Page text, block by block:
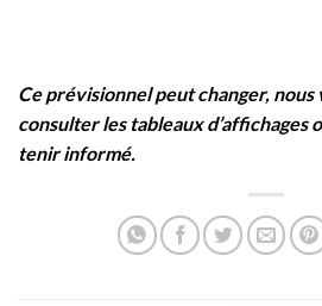
Ce prévisionnel peut changer, nous
consulter les tableaux d’affichages
tenir informé.